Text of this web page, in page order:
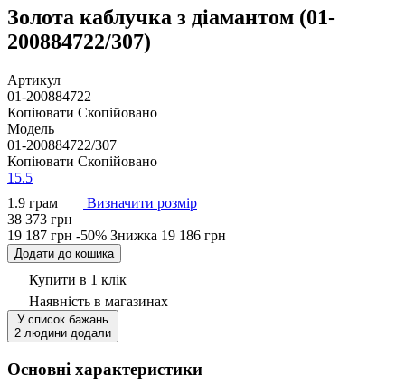
Золота каблучка з діамантом (01-
200884722/307)
Артикул
01-200884722
Копіювати Скопійовано
Модель
01-200884722/307
Копіювати Скопійовано
15.5
1.9 грам
Визначити розмір
38 373 грн
19 187 грн -50% Знижка 19 186 грн
Додати до кошика
Купити в 1 клік
Наявність в магазинах
У список бажань
2 людини додали
Основні характеристики